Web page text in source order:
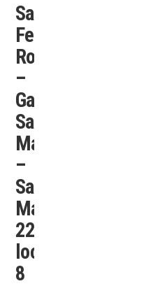
Santa
Fe
Rock
–
Galería
San
Martín
–
San
Martín
2254
local
8